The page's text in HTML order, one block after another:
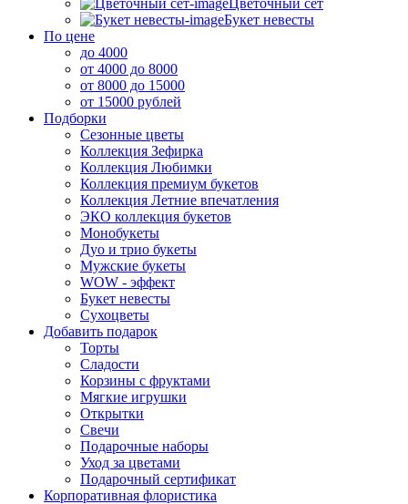
Цветочный сет
Букет невесты
По цене
до 4000
от 4000 до 8000
от 8000 до 15000
от 15000 рублей
Подборки
Сезонные цветы
Коллекция Зефирка
Коллекция Любимки
Коллекция премиум букетов
Коллекция Летние впечатления
ЭКО коллекция букетов
Монобукеты
Дуо и трио букеты
Мужские букеты
WOW - эффект
Букет невесты
Сухоцветы
Добавить подарок
Торты
Сладости
Корзины с фруктами
Мягкие игрушки
Открытки
Свечи
Подарочные наборы
Уход за цветами
Подарочный сертификат
Корпоративная флористика